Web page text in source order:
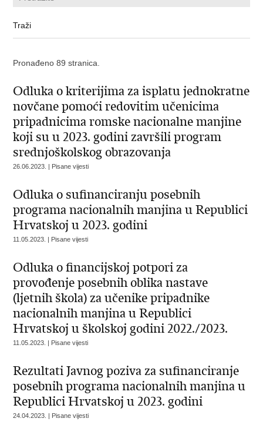
Pronađeno 89 stranica.
Odluka o kriterijima za isplatu jednokratne
novčane pomoći redovitim učenicima
pripadnicima romske nacionalne manjine
koji su u 2023. godini završili program
srednjoškolskog obrazovanja
26.06.2023. | Pisane vijesti
Odluka o sufinanciranju posebnih
programa nacionalnih manjina u Republici
Hrvatskoj u 2023. godini
11.05.2023. | Pisane vijesti
Odluka o financijskoj potpori za
provođenje posebnih oblika nastave
(ljetnih škola) za učenike pripadnike
nacionalnih manjina u Republici
Hrvatskoj u školskoj godini 2022./2023.
11.05.2023. | Pisane vijesti
Rezultati Javnog poziva za sufinanciranje
posebnih programa nacionalnih manjina u
Republici Hrvatskoj u 2023. godini
24.04.2023. | Pisane vijesti